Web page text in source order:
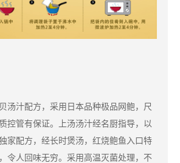
汤汁配方，采用日本品种极品网鲍，尺
控管有保证。上汤汤汁经名厨指导，以
家配方，经长时煲汤，红烧鲍鱼入口特
令人回味无穷。采用高温灭菌处理，不